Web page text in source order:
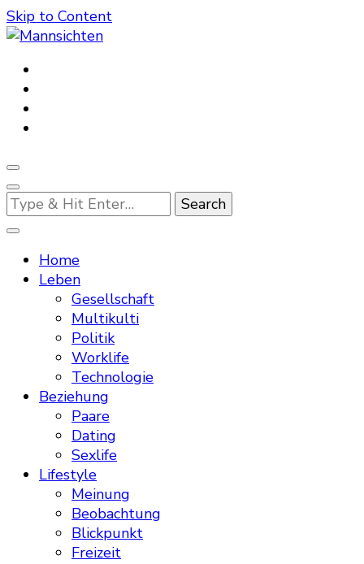
Skip to Content
Mannsichten
Was Männer wollen. Was Männer denken.
Looking
for
Something?
Home
Leben
Gesellschaft
Multikulti
Politik
Worklife
Technologie
Beziehung
Paare
Dating
Sexlife
Lifestyle
Meinung
Beobachtung
Blickpunkt
Freizeit